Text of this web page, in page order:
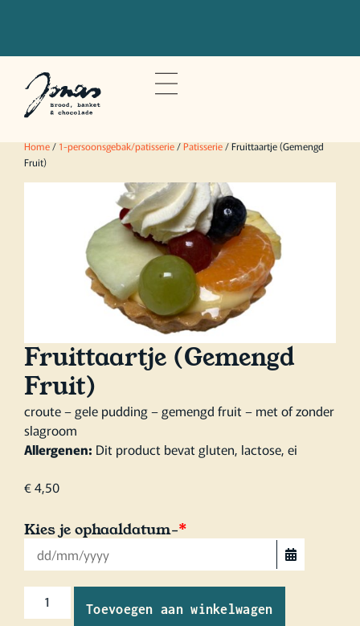
Bestel voor 20u om je bestelling de
volgende dag op te halen
Home/1-persoonsgebak/patisserie/Patisserie/ Fruittaartje (Gemengd
Fruit)
Fruittaartje (Gemengd
Fruit)
croute – gele pudding – gemengd fruit – met of zonder
slagroom
Allergenen: Dit product bevat gluten, lactose, ei
€4,50
*
Kies je ophaaldatum-
Toevoegen aan winkelwagen